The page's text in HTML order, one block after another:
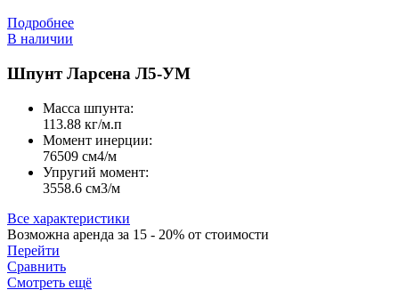
Подробнее
В наличии
Шпунт Ларсена Л5-УМ
Масса шпунта:
113.88 кг/м.п
Момент инерции:
76509 cм4/м
Упругий момент:
3558.6 cм3/м
Все характеристики
Возможна аренда за 15 - 20% от стоимости
Перейти
Сравнить
Смотреть ещё